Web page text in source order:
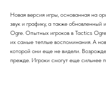
Новая версия игры, основанная на
звук и графику, а также
Ogre. Опытных игроков в Tactics
их самые теплые воспоминания. А
которой они еще не видели.
прежде. Игроки смогут еще сильнее